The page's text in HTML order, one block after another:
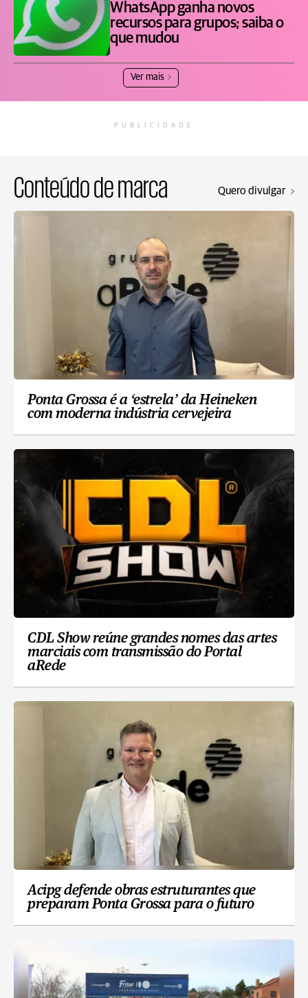
WhatsApp ganha novos
recursos para grupos; saiba o
que mudou
Ver mais
PUBLICIDADE
Conteúdo de marca Quero divulgar
Ponta Grossa é a ‘estrela’ da Heineken
com moderna indústria cervejeira
CDL Show reúne grandes nomes das artes
marciais com transmissão do Portal
aRede
Acipg defende obras estruturantes que
preparam Ponta Grossa para o futuro